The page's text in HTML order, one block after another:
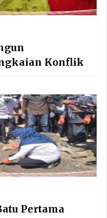
Konflik
Pertama